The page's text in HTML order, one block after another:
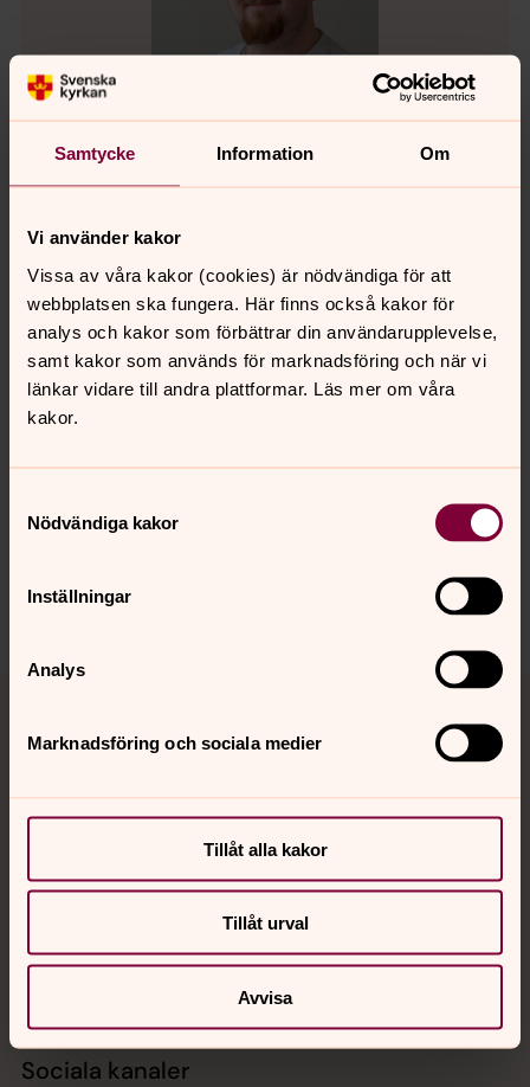
Samtycke Information Om
Vi använder kakor
Vissa av våra kakor (cookies) är nödvändiga för att
webbplatsen ska fungera. Här finns också kakor för
analys och kakor som förbättrar din användarupplevelse,
samt kakor som används för marknadsföring och när vi
länkar vidare till andra plattformar. Läs mer om våra
kakor.
Nödvändiga kakor
Inställningar
Analys
Marknadsföring och sociala medier
Tillåt alla kakor
Tillåt urval
Avvisa
Niklas Karlkvist
Församlingsassistent, Vetlanda pastorat
E-post: niklas.karlkvist@svenskakyrkan.se
Senast ändrad 30 oktober 2024
innehåll?
Dela
Tillbaka till toppen
Tillbaka till innehållet
Kontakt
Kalender
Sociala kanaler